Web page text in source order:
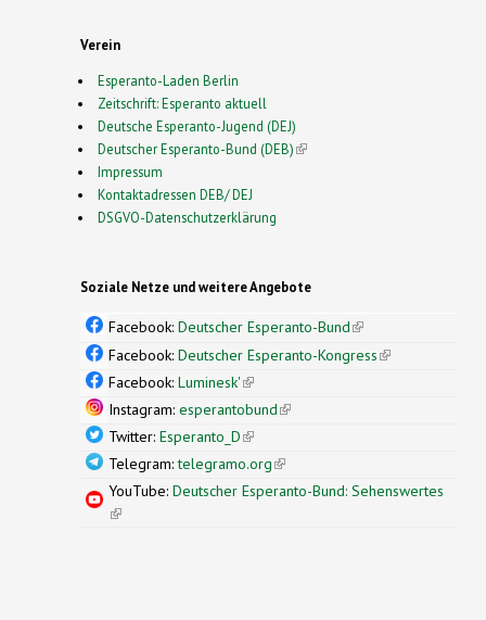
Verein
Esperanto-Laden Berlin
Zeitschrift: Esperanto aktuell
Deutsche Esperanto-Jugend (DEJ)
Deutscher Esperanto-Bund (DEB)(link is external)
Impressum
Kontaktadressen DEB/ DEJ
DSGVO-Datenschutzerklärung
Soziale Netze und weitere Angebote
Facebook: Deutscher Esperanto-Bund(link is
external)
Facebook: Deutscher Esperanto-Kongress(link is
Facebook: Luminesk'(link is external)
Instagram: esperantobund(link is external)
Twitter: Esperanto_D(link is external)
Telegram:telegramo.org(link is external)
YouTube: Deutscher Esperanto-Bund: Sehenswertes
(link is external)